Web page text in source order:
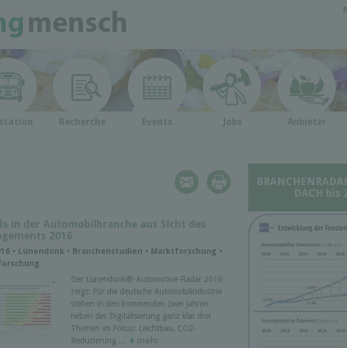
Recherche Events Jobs Anbieter
in der Automobilbranche aus Sicht des
2016
• Lünendonk • Branchenstudien • Marktforschung •
Der Lünendonk®-Automotive-Radar 2016
zeigt: Für die deutsche Automobilindustrie
stehen in den kommenden zwei Jahren
neben der Digitalisierung ganz klar drei
Themen im Fokus: Leichtbau, CO2-
Reduzierung ...
mehr
DACH bis